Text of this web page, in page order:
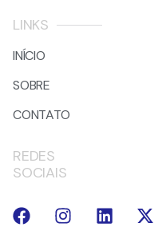
LINKS
INÍCIO
SOBRE
CONTATO
REDES
SOCIAIS